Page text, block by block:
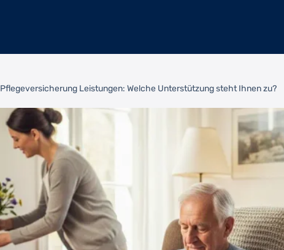
Pflegeversicherung Leistungen: Welche Unterstützung steht Ihnen zu?